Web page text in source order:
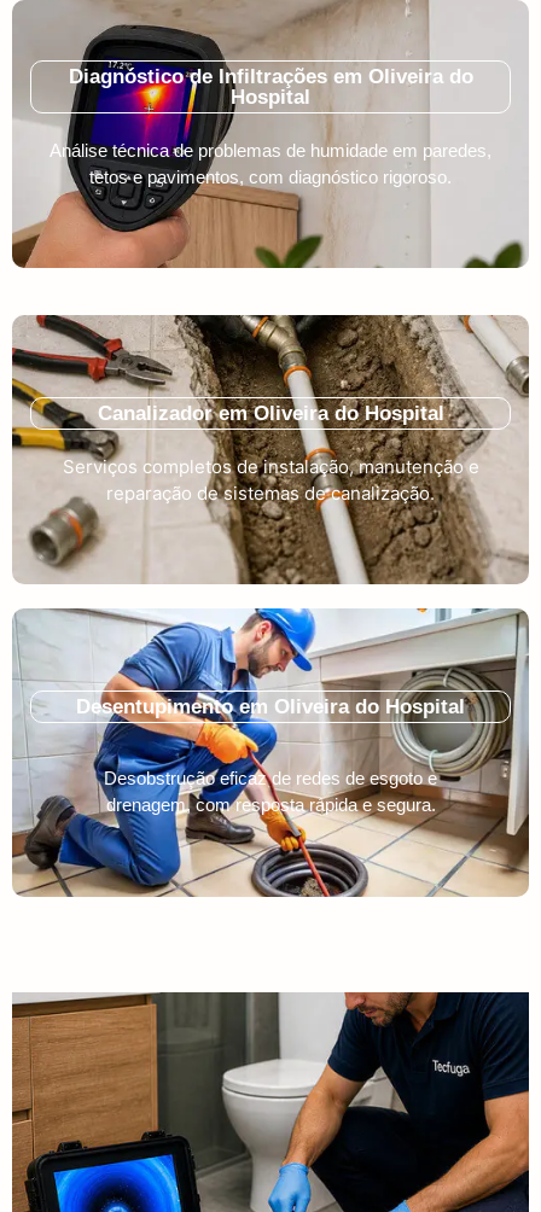
Diagnóstico de Infiltrações em Oliveira do
Hospital
Análise técnica de problemas de humidade em paredes,
tetos e pavimentos, com diagnóstico rigoroso.
Canalizador em Oliveira do Hospital
Serviços completos de instalação, manutenção e
reparação de sistemas de canalização.
Desentupimento em Oliveira do Hospital
Desobstrução eficaz de redes de esgoto e
drenagem, com resposta rápida e segura.